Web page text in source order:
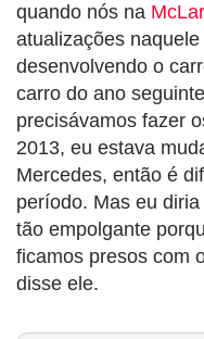
quando nós na
atualizações
desenvolvendo o
carro do ano
precisávamos fazer
2013, eu estava
Mercedes, então é
período. Mas eu
tão empolgante
ficamos presos com
disse ele.